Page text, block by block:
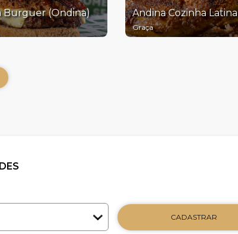
Burguer (Ondina) Andina Cozinha Latina
Graça
CADASTRAR